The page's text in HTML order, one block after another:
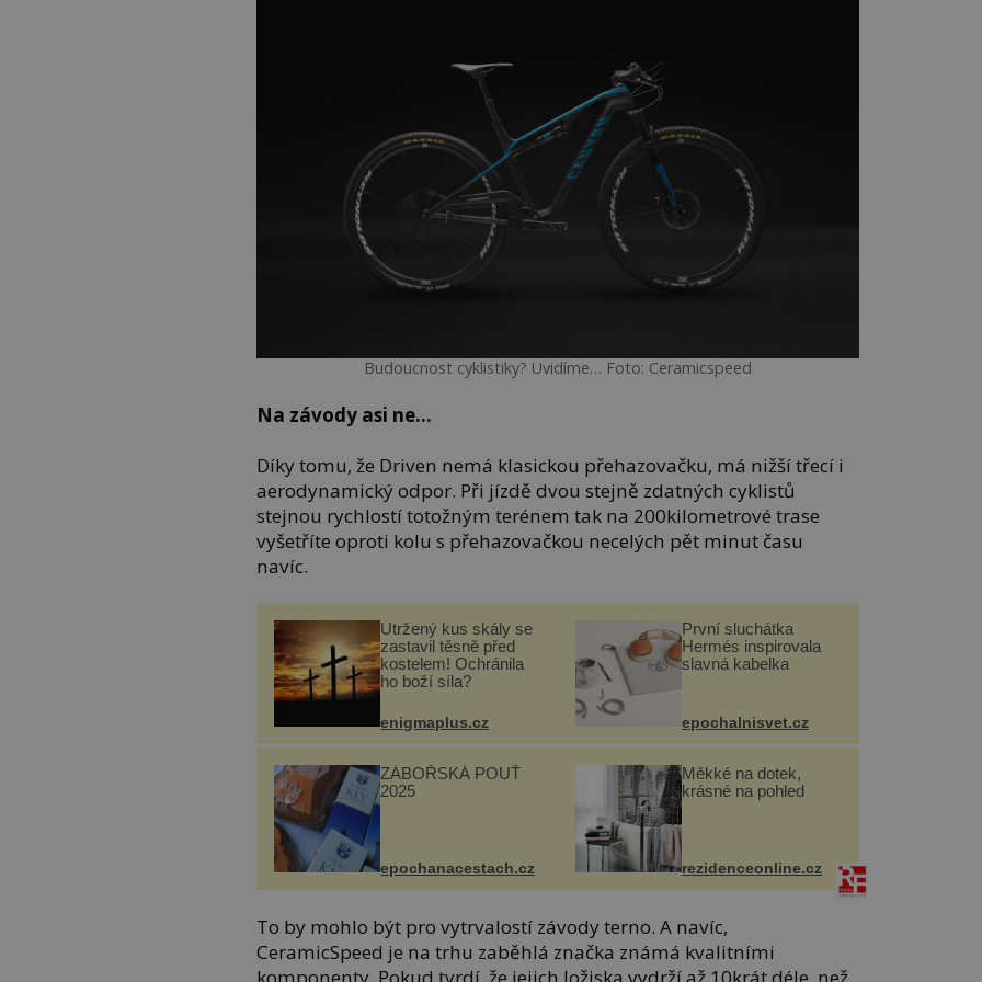
Budoucnost cyklistiky? Uvidíme… Foto: Ceramicspeed
Na závody asi ne…
Díky tomu, že Driven nemá klasickou přehazovačku, má nižší třecí i
aerodynamický odpor. Při jízdě dvou stejně zdatných cyklistů
stejnou rychlostí totožným terénem tak na 200kilometrové trase
vyšetříte oproti kolu s přehazovačkou necelých pět minut času
navíc.
Utržený kus skály se
zastavil těsně před
kostelem! Ochránila
ho boží síla?
enigmaplus.cz
První sluchátka
Hermés inspirovala
slavná kabelka
epochalnisvet.cz
ZÁBOŘSKÁ POUŤ
2025
epochanacestach.cz
Měkké na dotek,
krásné na pohled
rezidenceonline.cz
To by mohlo být pro vytrvalostí závody terno. A navíc,
CeramicSpeed je na trhu zaběhlá značka známá kvalitními